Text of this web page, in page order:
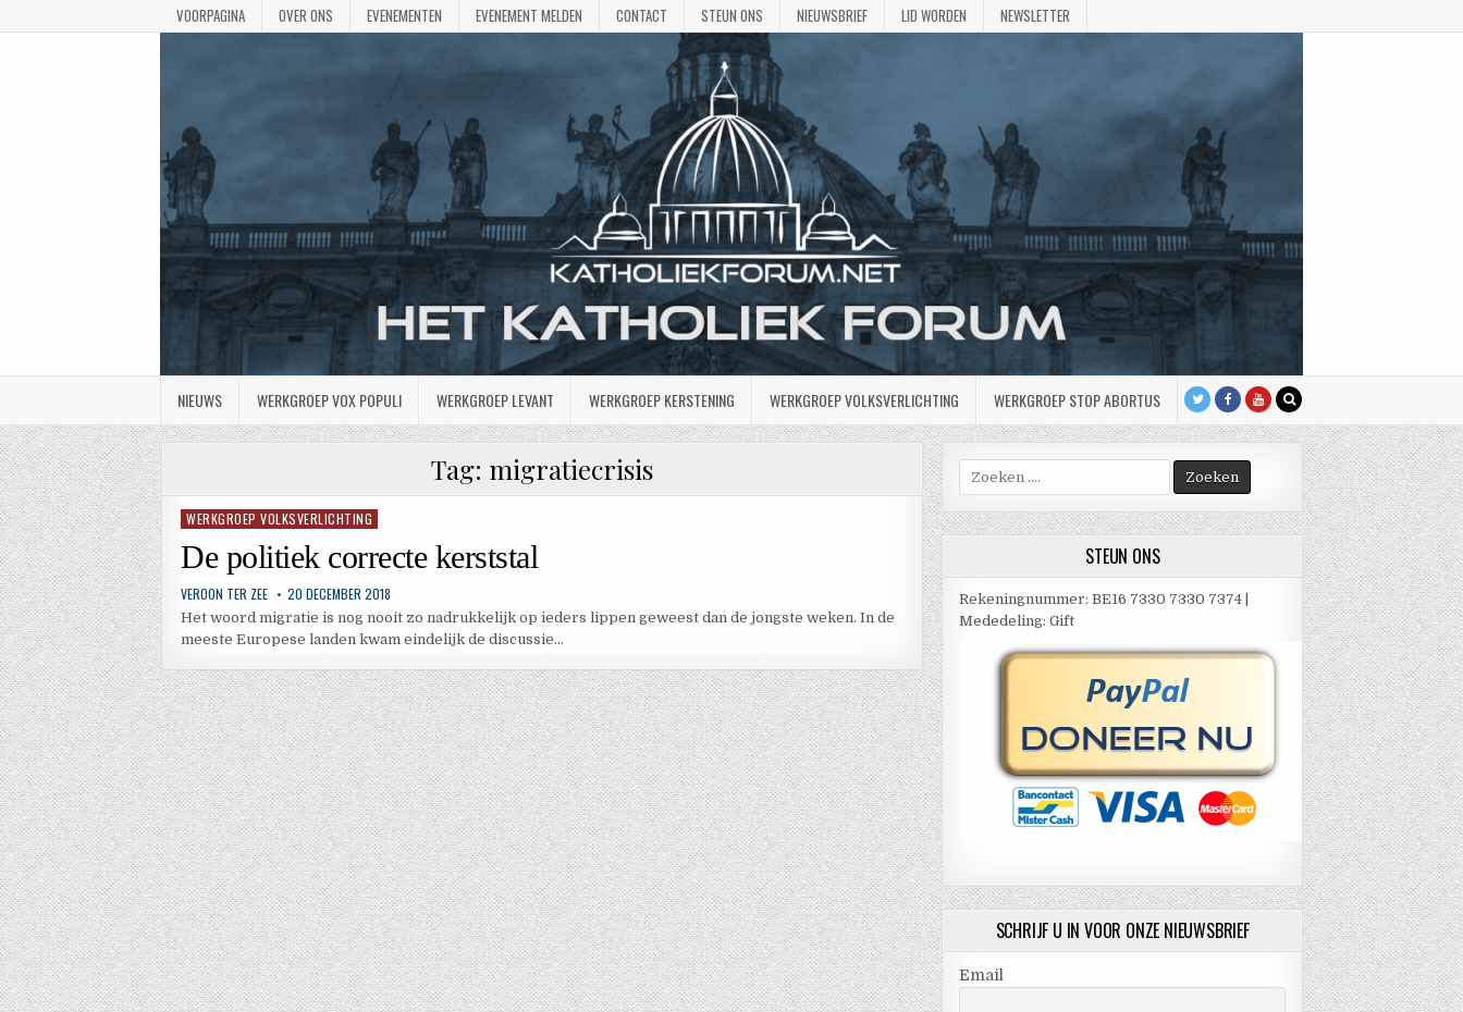
VOORPAGINA OVER ONS EVENEMENTEN EVENEMENT MELDEN CONTACT STEUN ONS NIEUWSBRIEF LID WORDEN NEWSLETTER
NIEUWS WERKGROEP VOX POPULI WERKGROEP LEVANT WERKGROEP KERSTENING WERKGROEP VOLKSVERLICHTING WERKGROEP STOP ABORTUS
Tag: migratiecrisis
Geplaatst
WERKGROEP VOLKSVERLICHTING
De politiek correcte kerststal
VEROON TER ZEE 20 DECEMBER 2018
Het woord migratie is nog nooit zo nadrukkelijk op ieders lippen geweest dan de jongste weken. In de
meeste Europese landen kwam eindelijk de discussie…
Zoek
naar:
STEUN ONS
Rekeningnummer: BE16 7330 7330 7374 |
Mededeling: Gift
SCHRIJF U IN VOOR ONZE NIEUWSBRIEF
Email